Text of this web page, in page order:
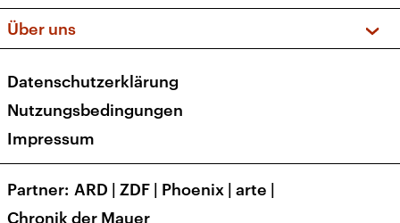
Apps
Newsletter
Veranstaltungen
Social Media
Über uns
Presse
Karriere
Transparenz
Datenschutzerklärung
Nutzungsbedingungen
Impressum
Partner ARD | ZDF | Phoenix | arte |
Chronik der Mauer